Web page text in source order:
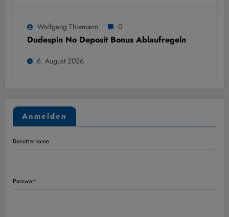
Wolfgang Thiemann 0
Dudespin No Deposit Bonus Ablaufregeln
6. August 2026
Anmelden
Benutzername
Passwort